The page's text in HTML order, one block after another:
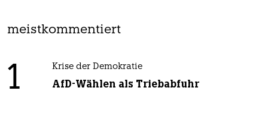
meistkommentiert
1 Krise der Demokratie
AfD-Wählen als Triebabfuhr